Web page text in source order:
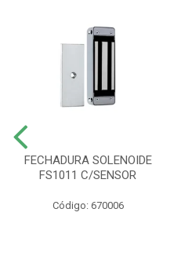
FECHADURA SOLENOIDE
FS1011 C/SENSOR
Código: 670006